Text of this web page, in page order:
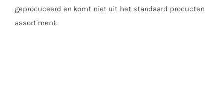
geproduceerd en komt niet uit het standaard producten
assortiment.